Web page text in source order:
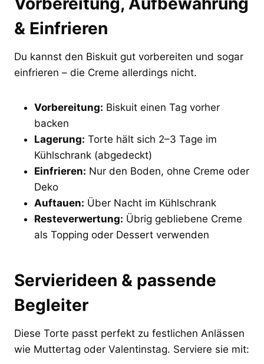
& Einfrieren
Du kannst den Biskuit gut vorbereiten und sogar
einfrieren – die Creme allerdings nicht.
Vorbereitung: Biskuit einen Tag vorher
backen
Lagerung: Torte hält sich 2–3 Tage im
Kühlschrank (abgedeckt)
Einfrieren: Nur den Boden, ohne Creme oder
Deko
Auftauen: Über Nacht im Kühlschrank
Resteverwertung: Übrig gebliebene Creme
als Topping oder Dessert verwenden
Servierideen & passende
Begleiter
Diese Torte passt perfekt zu festlichen Anlässen
wie Muttertag oder Valentinstag. Serviere sie mit: